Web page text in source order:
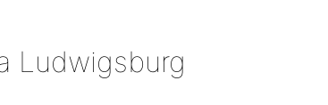
Ludwigsburg